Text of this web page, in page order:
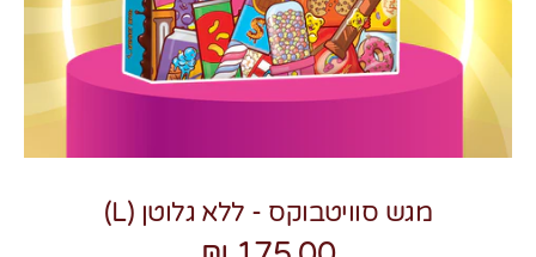
צרו קשר
מגש סוויטבוקס - ללא גלוטן (L)